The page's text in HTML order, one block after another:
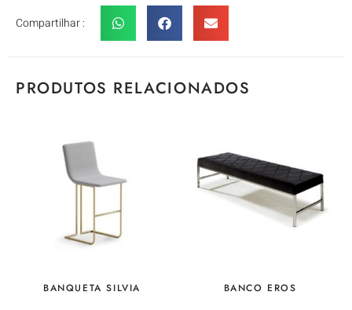
Compartilhar :
PRODUTOS RELACIONADOS
BANQUETA SILVIA BANCO EROS